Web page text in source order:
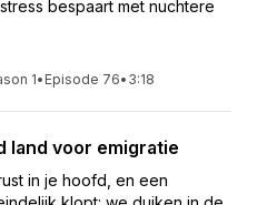
bespaart met nuchtere
1• Episode 76• 3:18
land voor emigratie
in je hoofd, en een